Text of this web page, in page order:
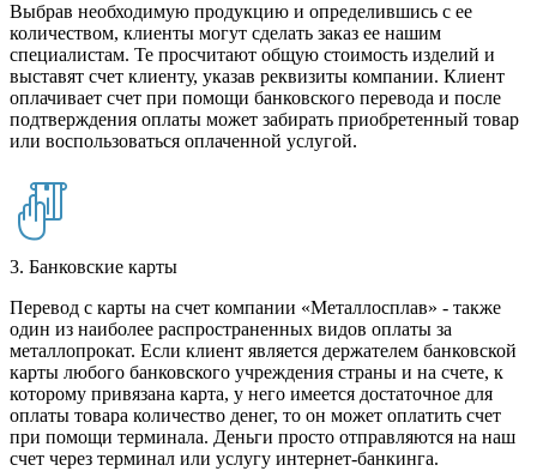
Выбрав необходимую продукцию и определившись с ее
количеством, клиенты могут сделать заказ ее нашим
специалистам. Те просчитают общую стоимость изделий и
выставят счет клиенту, указав реквизиты компании. Клиент
оплачивает счет при помощи банковского перевода и после
подтверждения оплаты может забирать приобретенный товар
или воспользоваться оплаченной услугой.
3. Банковские карты
Перевод с карты на счет компании «Металлосплав» - также
один из наиболее распространенных видов оплаты за
металлопрокат. Если клиент является держателем банковской
карты любого банковского учреждения страны и на счете, к
которому привязана карта, у него имеется достаточное для
оплаты товара количество денег, то он может оплатить счет
при помощи терминала. Деньги просто отправляются на наш
счет через терминал или услугу интернет-банкинга.